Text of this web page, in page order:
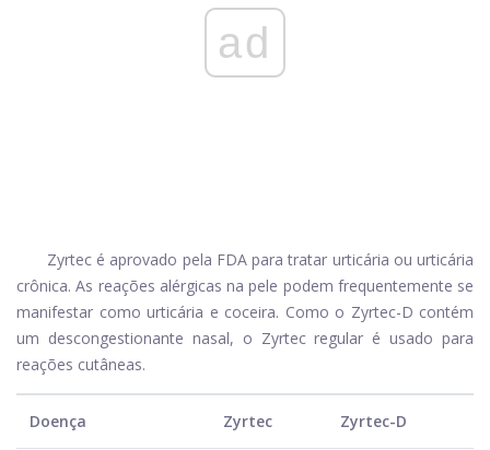
ad
Zyrtec é aprovado pela FDA para tratar urticária ou urticária
crônica. As reações alérgicas na pele podem frequentemente se
manifestar como urticária e coceira. Como o Zyrtec-D contém
um descongestionante nasal, o Zyrtec regular é usado para
reações cutâneas.
Doença Zyrtec Zyrtec-D